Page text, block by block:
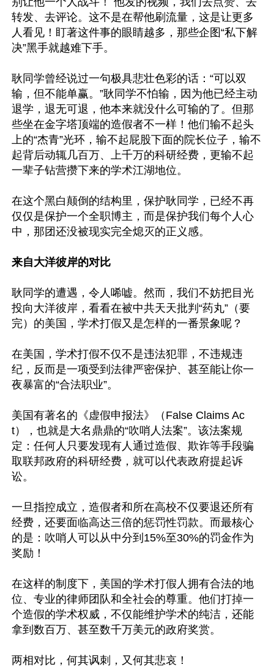
转发、去评论。这不是在帮他刷流量，这是让更多
人看见！盯著这件事的眼睛越多，那些企图“私下解
决”黑手就越难下手。
耿同学曾经说过一句极具悲壮色彩的话：“可以双
输，但不能单赢。”耿同学不怕输，因为他已经主动
退学，退无可退，他本来就没什么可输的了。但那
些坐在金字塔顶端的造假者不一样！他们输不起头
上的“杰青”光环，输不起屁股下面的院长位子，输不
起背后动辄几百万、上千万的科研经费，更输不起
一辈子钻营攒下来的学术江湖地位。
在这个黑白颠倒的结构里，保护耿同学，已经不再
仅仅是保护一个全职博主，而是保护我们每个人心
中，那团还没被现实完全熄灭的正义感。
来自大洋彼岸的对比
耿同学的遭遇，令人唏嘘。然而，我们不妨把目光
投向大洋彼岸，看看在被中共天天批判“药丸”（要
完）的美国，学术打假又是怎样的一番景象呢？
在美国，学术打假不仅不是违法犯罪，不违规违
纪，反而是一项受到法律严密保护、甚至能让你一
夜暴富的“合法职业”。
美国有著名的《虚假申报法》（False Claims Ac
t），也就是大名鼎鼎的“吹哨人法案”。该法案规
定：任何人只要发现有人通过造假、欺诈等手段骗
取联邦政府的科研经费，就可以代表政府提起诉
讼。
一旦指控成立，造假者和所在高校不仅要退还所有
经费，还要面临高达三倍的惩罚性罚款。而最核心
的是：吹哨人可以从中分到15%至30%的罚金作为
奖励！
在这样的制度下，美国的学术打假人拥有合法的地
位、专业的律师团队和全社会的尊重。他们打掉一
个造假的学术权威，不仅能维护学术的纯洁，还能
拿到数百万、甚至数千万美元的政府奖赏。
两相对比，何其讽刺，又何其悲哀！